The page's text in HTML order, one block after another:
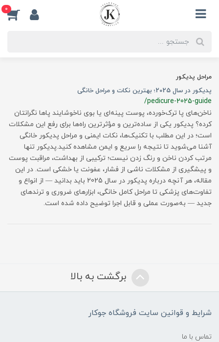
0
مراحل پدیکور
پدیکور در سال 2025؛ بهترین نکات و مراحل خانگی
/pedicure-2025-guide
ناخن‌های پا ترک‌خورده، پوست پینه‌ای یا بوی ناخوشایند پاها نگرانتان
کرده؟ پدیکور یکی از ساده‌ترین و مؤثرترین راه‌ها برای رفع این مشکلات
است؛ در این مطلب با تکنیک‌ها، نکات ایمنی و مراحل پدیکور خانگی
آشنا می‌شوید تا نتیجه را سریع و ایمن مشاهده کنید.پدیکور تنها
مرتب کردن ناخن و رنگ زدن نیست؛ ترکیبی از بهداشت، مراقبت پوست
و پیشگیری از مشکلات ناشی از فشار، عفونت یا خشکی است. در این
مقاله، هر آنچه درباره پدیکور در سال 2025 باید بدانید — از انواع و
تفاوت‌های پزشکی تا مراحل کامل خانگی، ابزارهای ضروری و ترندهای
جدید — به‌صورت عملی و قابل اجرا توضیح داده شده است.
برگشت به بالا
شرایط و قوانین سایت فروشگاه جوکار
تماس با ما